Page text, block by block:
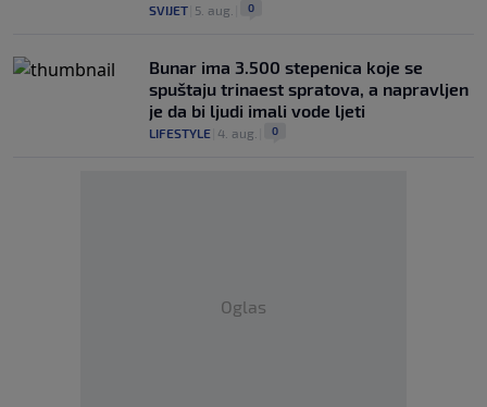
SVIJET 5. aug. 0
Bunar imа 3.500 stepenica koje se
spuštaju trinaest spratova, a napravljen
je da bi ljudi imali vode ljeti
LIFESTYLE 4. aug. 0
Oglas